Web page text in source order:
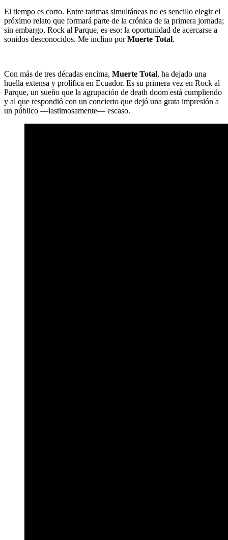
El tiempo es corto. Entre tarimas simultáneas no es sencillo elegir el
próximo relato que formará parte de la crónica de la primera jornada;
sin embargo, Rock al Parque, es eso: la oportunidad de acercarse a
sonidos desconocidos. Me inclino porMuerte Total.
Con más de tres décadas encima, Muerte Total, ha dejado una
huella extensa y prolífica en Ecuador. Es su primera vez en Rock al
Parque, un sueño que la agrupación de death doom está cumpliendo
y al que respondió con un concierto que dejó una grata impresión a
un público ―lastimosamente― escaso.